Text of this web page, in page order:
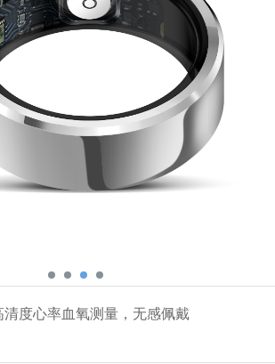
度心率血氧测量，无感佩戴